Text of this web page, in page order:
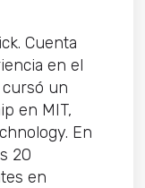
Cuenta
en el
un
en MIT,
En
20
en